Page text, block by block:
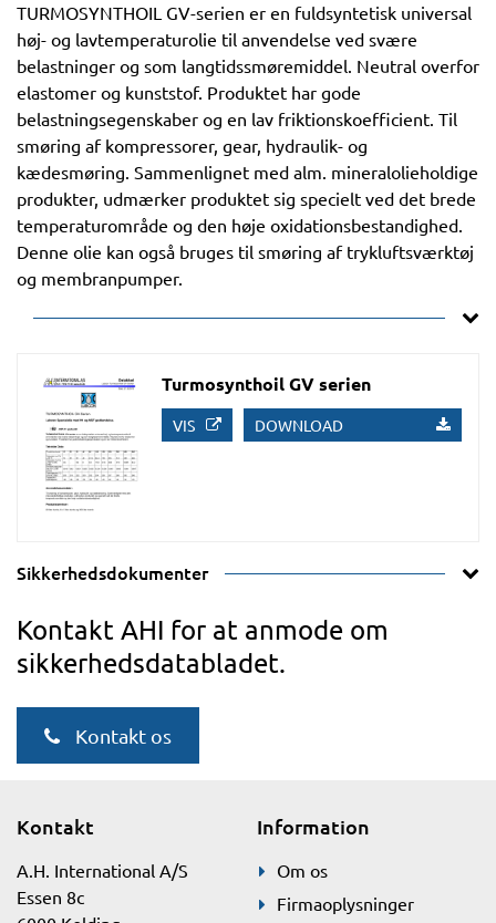
TURMOSYNTHOIL GV-serien er en fuldsyntetisk universal
høj- og lavtemperaturolie til anvendelse ved svære
belastninger og som langtidssmøremiddel. Neutral overfor
elastomer og kunststof. Produktet har gode
belastningsegenskaber og en lav friktionskoefficient. Til
smøring af kompressorer, gear, hydraulik- og
kædesmøring. Sammenlignet med alm. mineralolieholdige
produkter, udmærker produktet sig specielt ved det brede
temperaturområde og den høje oxidationsbestandighed.
Denne olie kan også bruges til smøring af trykluftsværktøj
og membranpumper.
Turmosynthoil GV serien
VIS DOWNLOAD
Sikkerhedsdokumenter
Kontakt AHI for at anmode om
sikkerhedsdatabladet.
Kontakt os
Kontakt
A.H. International A/S
Essen 8c
Information
Om os
Firmaoplysninger